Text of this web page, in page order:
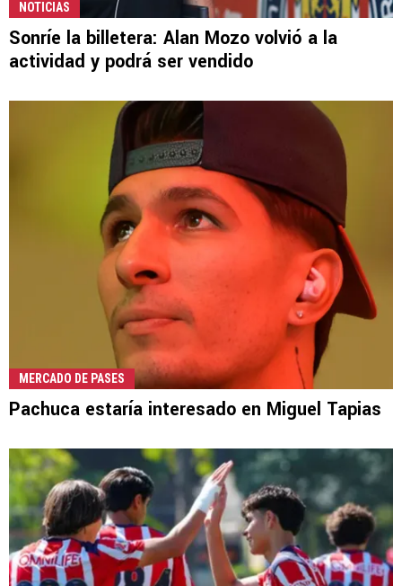
NOTICIAS
Sonríe la billetera: Alan Mozo volvió a la
actividad y podrá ser vendido
MERCADO DE PASES
Pachuca estaría interesado en Miguel Tapias